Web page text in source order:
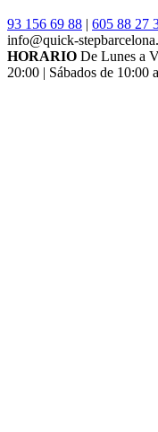
93 156 69 88 | 605 88 27
info@quick-
HORARIO De Lunes a
20:00 | Sábados de 10:00